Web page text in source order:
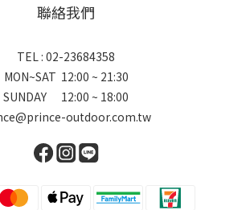
聯絡我們
TEL : 02-23684358
MON~SAT 12:00 ~ 21:30
SUNDAY 12:00 ~ 18:00
outdoor.com.tw